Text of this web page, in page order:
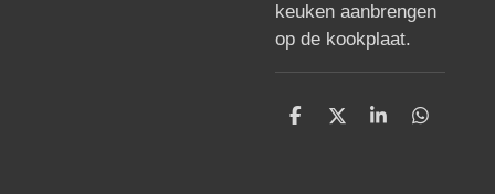
keuken aanbrengen
op de kookplaat.
D
D
S
D